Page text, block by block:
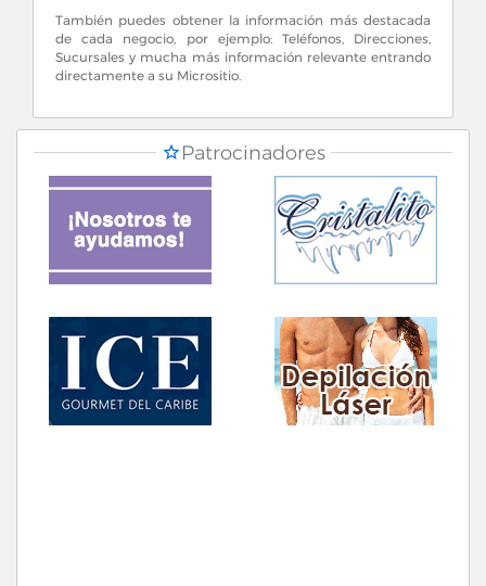
También puedes obtener la información más destacada
de cada negocio, por ejemplo: Teléfonos, Direcciones,
Sucursales y mucha más información relevante entrando
directamente a su Micrositio.
Patrocinadores